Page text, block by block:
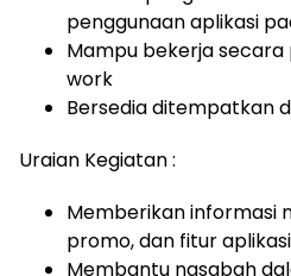
penggunaan aplikasi
Mampu bekerja
work
Bersedia ditempatkan
Uraian Kegiatan :
Memberikan informasi
promo, dan fitur
Membantu nasabah